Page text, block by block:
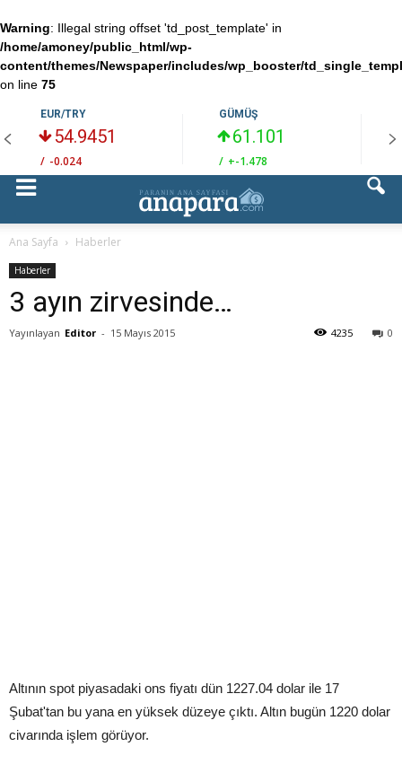
Warning: Illegal string offset 'td_post_template' in
/home/amoney/public_html/wp-
content/themes/Newspaper/includes/wp_booster/
on line 75
EUR/TRY
54.9451
/ -0.024
GÜMÜŞ
61.101
/ +-1.478
Ana Sayfa Haberler
Haberler
3 ayın zirvesinde…
Yayınlayan Editor - 15 Mayıs 2015 0
4235
Altının spot piyasadaki ons fiyatı dün 1227.04 dolar ile 17
Şubat'tan bu yana en yüksek düzeye çıktı. Altın bugün 1220 dolar
civarında işlem görüyor.